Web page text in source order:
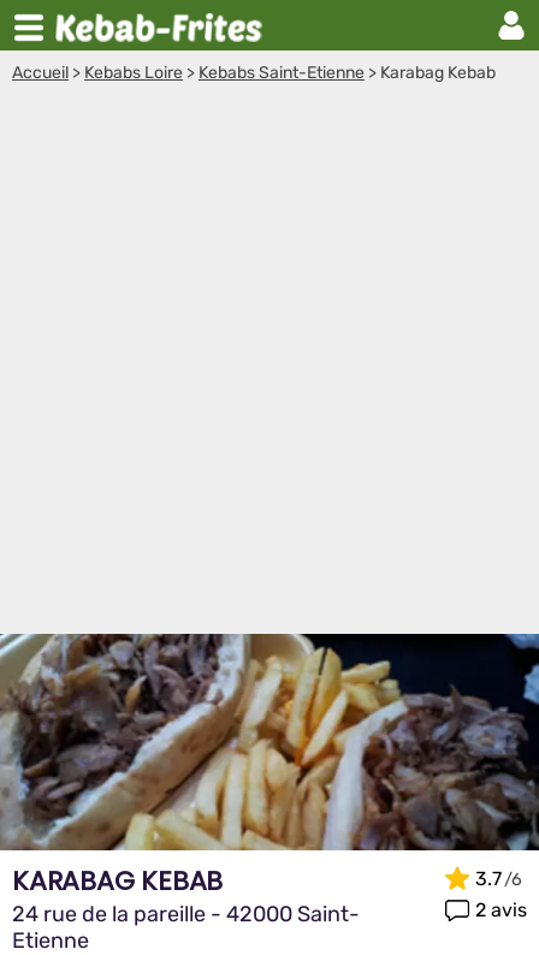
Accueil > Kebabs Loire > Kebabs Saint-Etienne > Karabag Kebab
KARABAG KEBAB
24 rue de la pareille - 42000 Saint-
Etienne
3.7
2 avis